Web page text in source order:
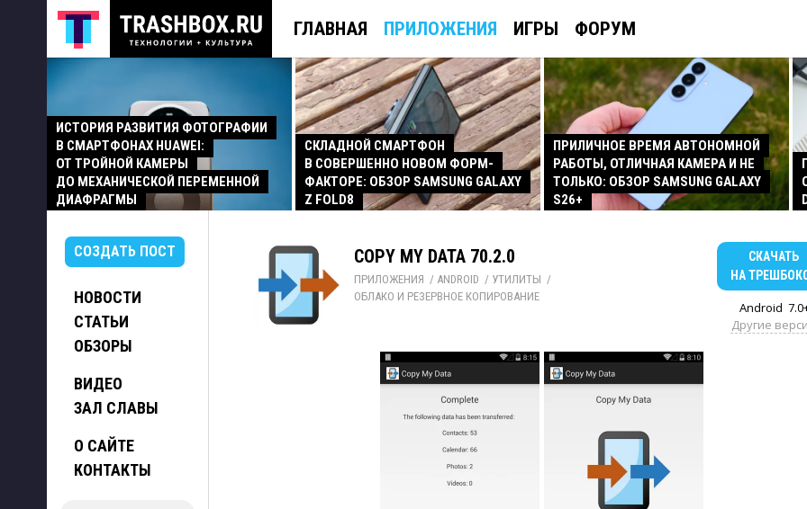
ГЛАВНАЯ ПРИЛОЖЕНИЯ ИГРЫ ФОРУМ
ИСТОРИЯ РАЗВИТИЯ ФОТОГРАФИИ
В СМАРТФОНАХ HUAWEI:
ОТ ТРОЙНОЙ КАМЕРЫ
ДО МЕХАНИЧЕСКОЙ ПЕРЕМЕННОЙ
ДИАФРАГМЫ
СКЛАДНОЙ СМАРТФОН
В СОВЕРШЕННО НОВОМ ФОРМ-
ФАКТОРЕ: ОБЗОР SAMSUNG GALAXY
Z FOLD8
ПРИЛИЧНОЕ ВРЕМЯ АВТОНОМНОЙ
РАБОТЫ, ОТЛИЧНАЯ КАМЕРА И НЕ
ТОЛЬКО: ОБЗОР SAMSUNG GALAXY
S26+
СОЗДАТЬ ПОСТ
НОВОСТИ
СТАТЬИ
ОБЗОРЫ
ВИДЕО
ЗАЛ СЛАВЫ
О САЙТЕ
КОНТАКТЫ
COPY MY DATA 70.2.0
ПРИЛОЖЕНИЯ / ANDROID / УТИЛИТЫ /
ОБЛАКО И РЕЗЕРВНОЕ КОПИРОВАНИЕ
СКАЧАТЬ
НА
Android
Другие